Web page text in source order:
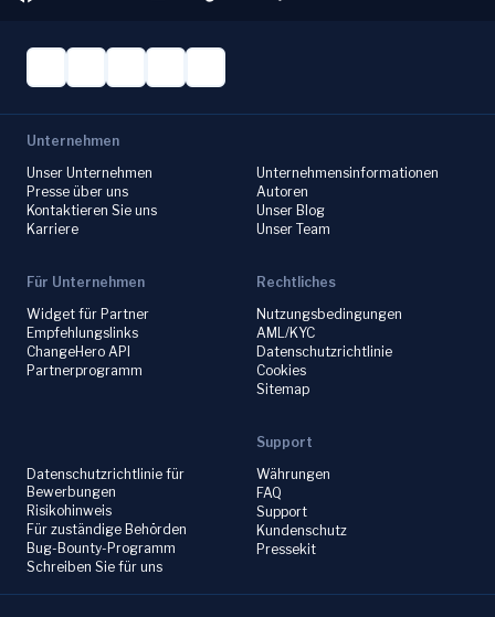
Unternehmen
Unser Unternehmen
Presse über uns
Kontaktieren Sie uns
Karriere
Unternehmensinformationen
Autoren
Unser Blog
Unser Team
Für Unternehmen
Widget für Partner
Empfehlungslinks
ChangeHero API
Partnerprogramm
Rechtliches
Nutzungsbedingungen
AML/KYC
Datenschutzrichtlinie
Cookies
Sitemap
Datenschutzrichtlinie für
Bewerbungen
Risikohinweis
Für zuständige Behörden
Bug-Bounty-Programm
Schreiben Sie für uns
Support
Währungen
FAQ
Support
Kundenschutz
Pressekit